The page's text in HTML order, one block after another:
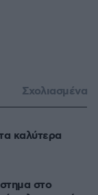
Σχολιασμένα
καλύτερα
στο